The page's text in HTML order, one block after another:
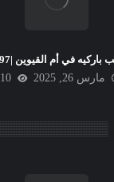
في أم القيوين |0547149297
مارس 26, 2025
10